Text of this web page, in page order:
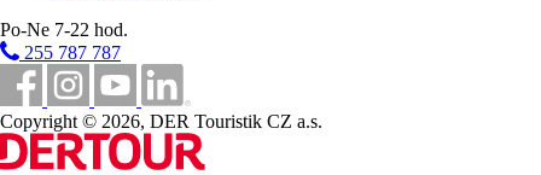
Po-Ne 7-22 hod.
255 787 787
Copyright © 2026, DER Touristik CZ a.s.